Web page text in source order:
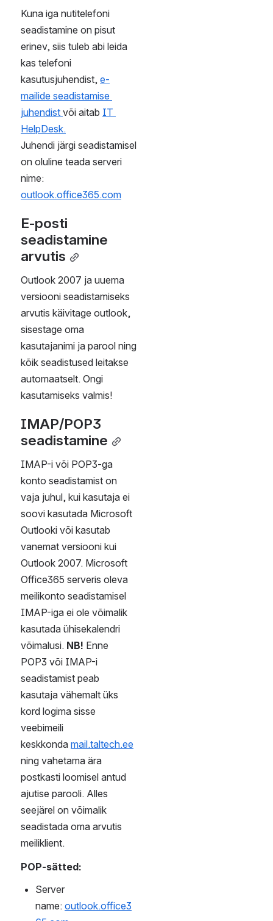
Kasutuspoliitika (inglise
keeles)
Privaatsus
Kuidas täpsemalt
Microsofti teenustel on
Usalduskeskuses
Infot Office365 teenuse
ja isikuandmete töötluse
sertifikaadid
ja GDPR
365 kasutustingimustele
on saadaval ka e-posti
keskkonnas http://mail.ttu.
ee
E-post
nutiseadmes
Kuna iga nutitelefoni
seadistamine on pisut
erinev, siis tuleb abi leida
kas telefoni
mailide seadistamise
juhendist või aitab IT
HelpDesk.
Juhendi järgi seadistamisel
on oluline teada serveri
nime:
outlook.office365.com
E-posti
seadistamine
arvutis
Outlook 2007 ja uuema
versiooni seadistamiseks
arvutis käivitage outlook,
sisestage oma
kasutajanimi ja parool ning
kõik seadistused leitakse
automaatselt. Ongi
kasutamiseks valmis!
IMAP/POP3
seadistamine
IMAP-i või POP3-ga
konto seadistamist on
vaja juhul, kui kasutaja ei
soovi kasutada Microsoft
Outlooki või kasutab
Office365 serveris oleva